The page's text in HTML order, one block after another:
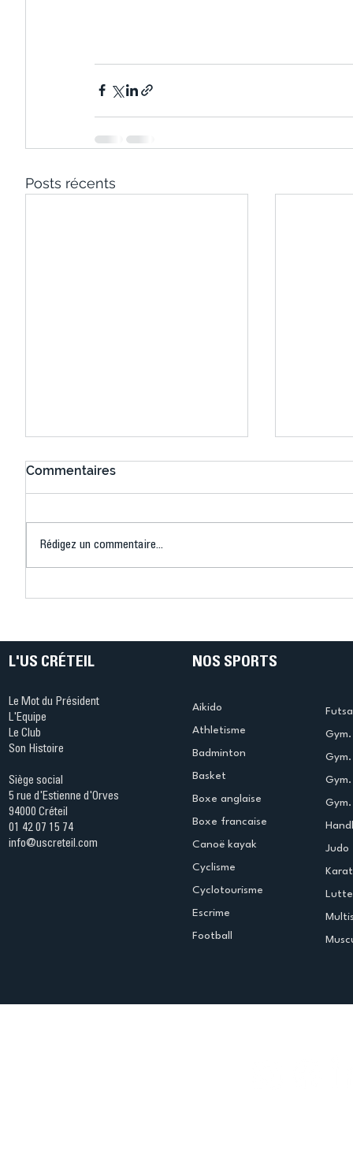
Posts récents
Ping ? Quand le tennis de
termine
Commentaires
Rédigez un commentaire...
L'US CRÉTEIL
Le Mot du Président
L'Equipe
Le Club
Son Histoire
Siège social
5 rue d'Estienne d'Orves
94000 Créteil
01 42 07 15 74
info@uscreteil.com
NOS SPORTS
Aikido
Athletisme
Badminton
Basket
Boxe anglaise
Boxe francaise
Canoë kayak
Cyclisme
Cyclotourisme
Escrime
Football
Judo
Lutte